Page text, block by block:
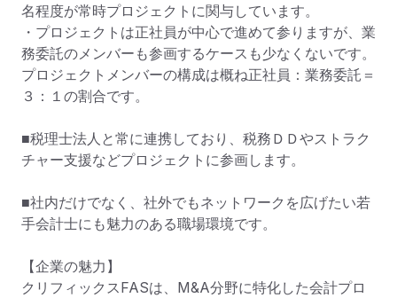
名程度が常時プロジェクトに関与しています。
・プロジェクトは正社員が中心で進めて参りますが、業
務委託のメンバーも参画するケースも少なくないです。
プロジェクトメンバーの構成は概ね正社員：業務委託＝
３：１の割合です。
■税理士法人と常に連携しており、税務ＤＤやストラク
チャー支援などプロジェクトに参画します。
■社内だけでなく、社外でもネットワークを広げたい若
手会計士にも魅力のある職場環境です。
【企業の魅力】
クリフィックスFASは、M&A分野に特化した会計プロ